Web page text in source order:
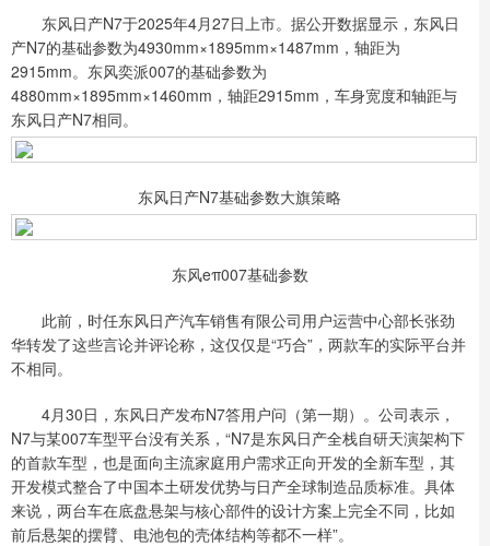
东风日产N7于2025年4月27日上市。据公开数据显示，东风日
产N7的基础参数为4930mm×1895mm×1487mm，轴距为
2915mm。东风奕派007的基础参数为
4880mm×1895mm×1460mm，轴距2915mm，车身宽度和轴距与
东风日产N7相同。
东风日产N7基础参数大旗策略
东风eπ007基础参数
此前，时任东风日产汽车销售有限公司用户运营中心部长张劲
华转发了这些言论并评论称，这仅仅是“巧合”，两款车的实际平台并
不相同。
4月30日，东风日产发布N7答用户问（第一期）。公司表示，
N7与某007车型平台没有关系，“N7是东风日产全栈自研天演架构下
的首款车型，也是面向主流家庭用户需求正向开发的全新车型，其
开发模式整合了中国本土研发优势与日产全球制造品质标准。具体
来说，两台车在底盘悬架与核心部件的设计方案上完全不同，比如
前后悬架的摆臂、电池包的壳体结构等都不一样”。